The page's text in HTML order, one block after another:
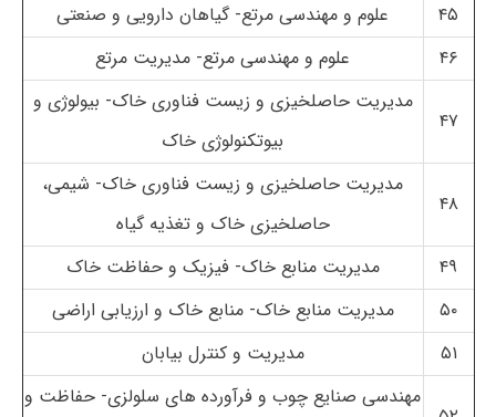
۴۵
علوم و مهندسی مرتع- گیاهان دارویی و صنعتی
۴۶
علوم و مهندسی مرتع- مدیریت مرتع
۴۷
مدیریت حاصلخیزی و زیست فناوری خاک- بیولوژی و
بیوتکنولوژی خاک
۴۸
مدیریت حاصلخیزی و زیست فناوری خاک- شیمی،
حاصلخیزی خاک و تغذیه گیاه
۴۹
مدیریت منابع خاک- فیزیک و حفاظت خاک
۵۰
مدیریت منابع خاک- منابع خاک و ارزیابی اراضی
۵۱
مدیریت و کنترل بیابان
مهندسی صنایع چوب و فرآورده های سلولزی- حفاظت و